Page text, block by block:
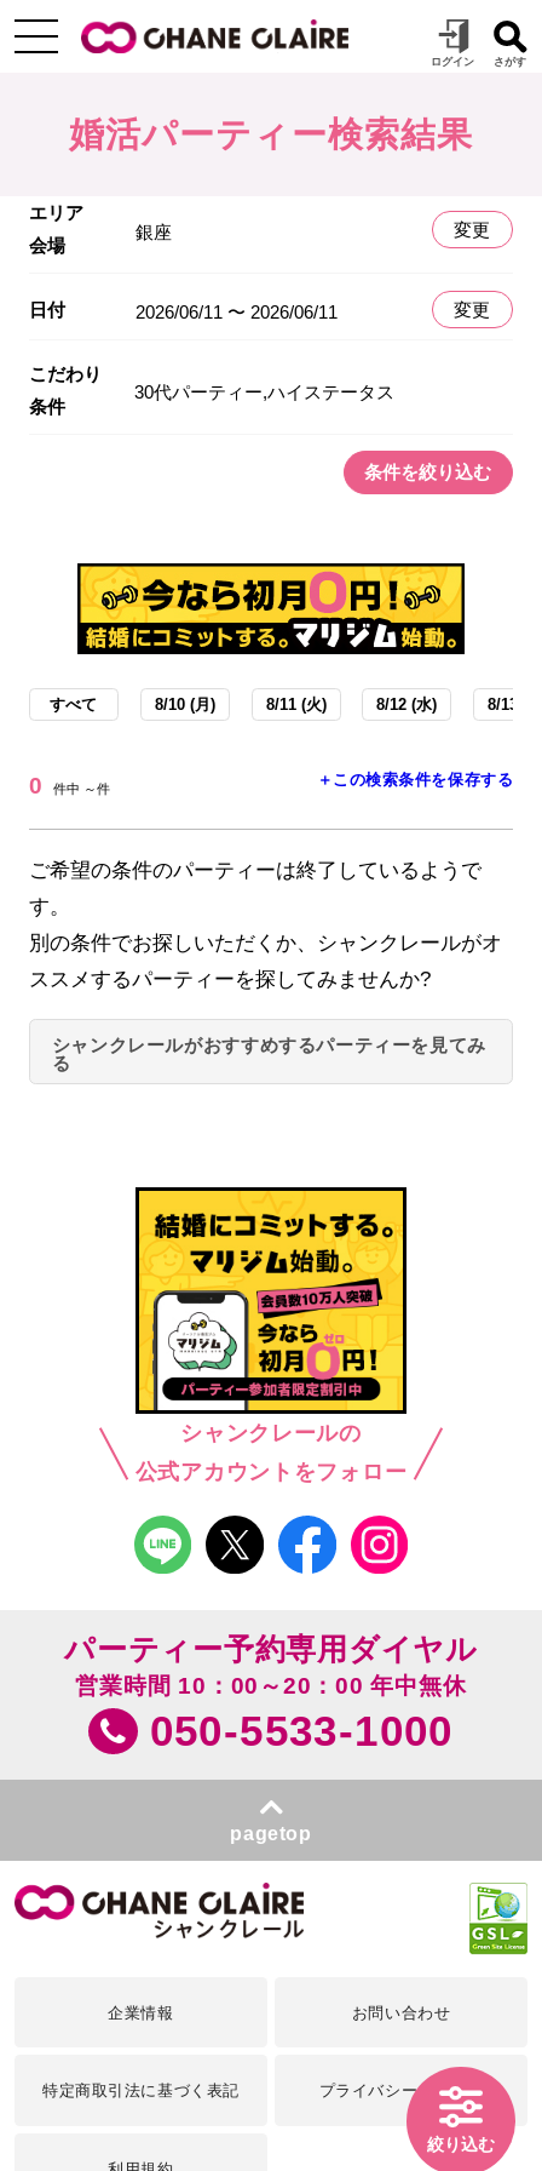
婚活パーティー検索結果
エリア
会場
銀座 変更
日付 2026/06/11 〜 2026/06/11 変更
こだわり
条件
30代パーティー,ハイステータス
条件を絞り込む
すべて 8/10 (月) 8/11 (火) 8/12 (水) 8/13 (
0 件中 ～件 ＋この検索条件を保存する
ご希望の条件のパーティーは終了しているようで
す。
別の条件でお探しいただくか、シャンクレールがオ
ススメするパーティーを探してみませんか?
シャンクレールがおすすめするパーティーを見てみ
る
シャンクレールの
公式アカウントをフォロー
絞り込む
パーティー予約専用ダイヤル
営業時間 10：00～20：00 年中無休
050-5533-1000
pagetop
企業情報 お問い合わせ
特定商取引法に基づく表記 プライバシーポリシー